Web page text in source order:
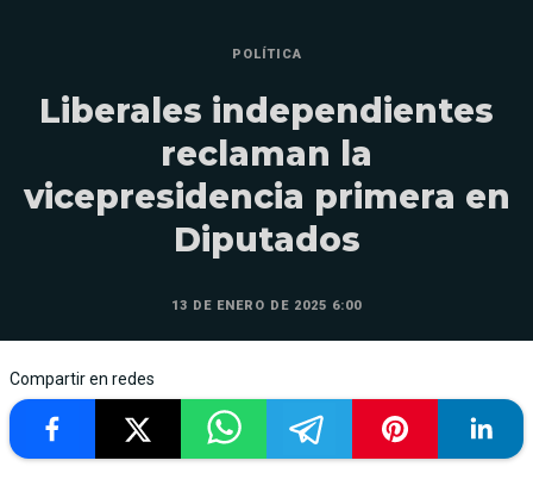
POLÍTICA
Liberales independientes
reclaman la
vicepresidencia primera en
Diputados
13 DE ENERO DE 2025 6:00
Compartir en redes